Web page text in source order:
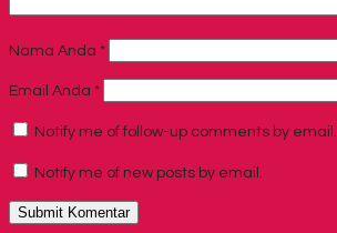
Nama Anda *
Email Anda *
Notify me of follow-up comments by email.
Notify me of new posts by email.